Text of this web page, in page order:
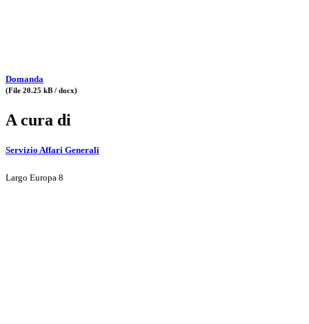
Domanda
(File 20.25 kB / docx)
A cura di
Servizio Affari Generali
Largo Europa 8